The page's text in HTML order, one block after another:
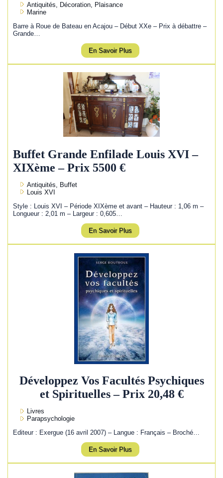
Antiquités, Décoration, Plaisance
Marine
Barre à Roue de Bateau en Acajou – Début XXe – Prix à débattre –
Grande…
En Savoir Plus
Buffet Grande Enfilade Louis XVI –
XIXème – Prix 5500 €
Antiquités, Buffet
Louis XVI
Style : Louis XVI – Période XIXème et avant – Hauteur : 1,06 m –
Longueur : 2,01 m – Largeur : 0,605…
En Savoir Plus
Développez Vos Facultés Psychiques
et Spirituelles – Prix 20,48 €
Livres
Parapsychologie
Editeur : Exergue (16 avril 2007) – Langue : Français – Broché…
En Savoir Plus